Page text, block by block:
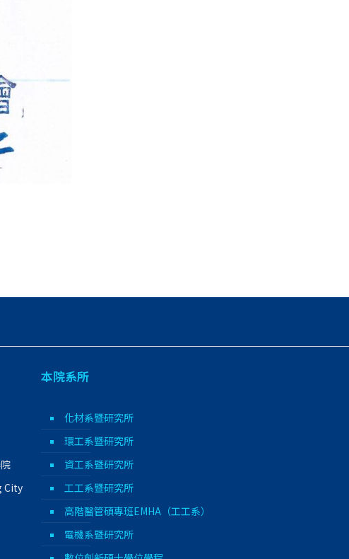
City
本院系所
化材系暨研究所
環工系暨研究所
資工系暨研究所
工工系暨研究所
高階醫管碩專班EMHA（工工系）
電機系暨研究所